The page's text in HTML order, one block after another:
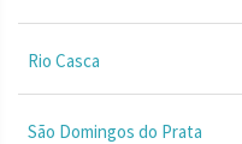
Rio Casca
São Domingos do Prata